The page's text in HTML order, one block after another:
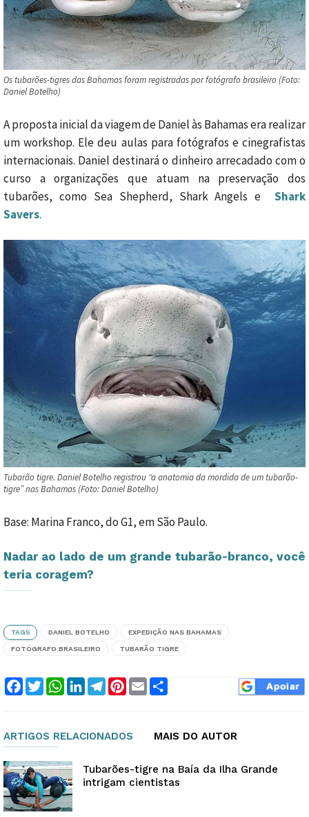
Os tubarões-tigres das Bahamas foram registradas por fotógrafo brasileiro (Foto:
Daniel Botelho)
A proposta inicial da viagem de Daniel às Bahamas era realizar
um workshop. Ele deu aulas para fotógrafos e cinegrafistas
internacionais. Daniel destinará o dinheiro arrecadado com o
curso a organizações que atuam na preservação dos
tubarões, como Sea Shepherd, Shark Angels e Shark
Savers.
Tubarão tigre. Daniel Botelho registrou “a anatomia da mordida de um tubarão-
tigre” nas Bahamas (Foto: Daniel Botelho)
Base: Marina Franco, do G1, em São Paulo.
Nadar ao lado de um grande tubarão-branco, você
teria coragem?
TAGS DANIEL BOTELHO EXPEDIÇÃO NAS BAHAMAS
FOTÓGRAFO BRASILEIRO TUBARÃO TIGRE
Facebook
TwitterWhatsApp
LinkedInTelegram
Pinterest
Email
ARTIGOS RELACIONADOS MAIS DO AUTOR
Tubarões-tigre na Baía da Ilha Grande
intrigam cientistas